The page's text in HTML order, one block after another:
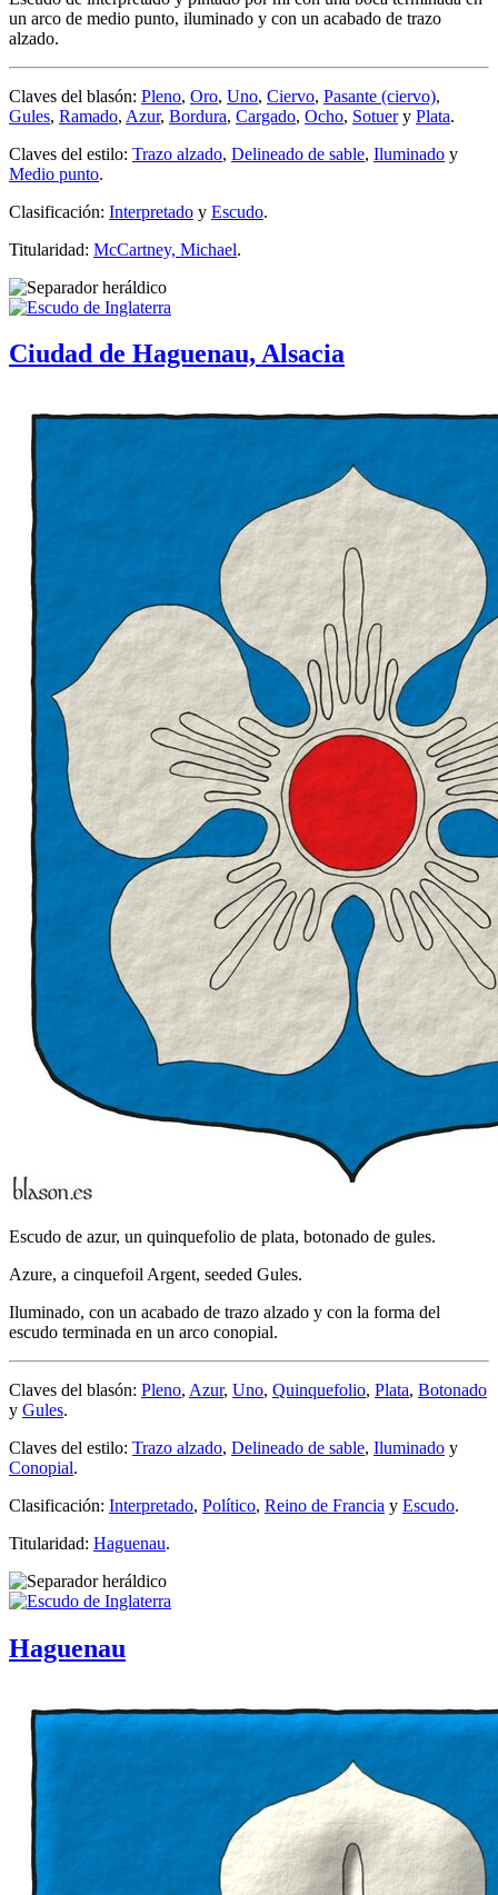
un arco de medio punto, iluminado y con un acabado de trazo
alzado.
Claves del blasón: Pleno, Oro, Uno, Ciervo, Pasante (ciervo),
Gules, Ramado, Azur, Bordura, Cargado, Ocho, Sotuery Plata.
Claves del estilo: Trazo alzado, Delineado de sable, Iluminado y
Medio punto.
Clasificación: Interpretado y Escudo.
Titularidad: McCartney, Michael.
Ciudad de Haguenau, Alsacia
Escudo de azur, un quinquefolio de plata, botonado de gules.
Azure, a cinquefoil Argent, seeded Gules.
Iluminado, con un acabado de trazo alzado y con la forma del
escudo terminada en un arco conopial.
Claves del blasón: Pleno, Azur, Uno, Quinquefolio, Plata, Botonado
y Gules.
Claves del estilo: Trazo alzado, Delineado de sable, Iluminado y
Conopial.
Clasificación: Interpretado, Político, Reino de Francia y Escudo.
Titularidad: Haguenau.
Haguenau